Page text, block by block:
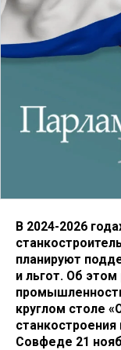
В 2024-2026
планируют
и льгот. Об этом
круглом столе
Совфеде 21